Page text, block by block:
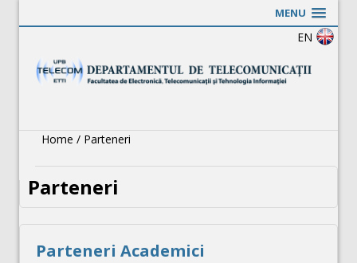
MENU
EN
Home / Parteneri
Parteneri
Parteneri Academici